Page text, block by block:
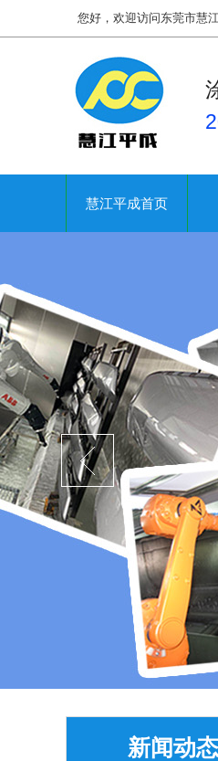
您好，欢迎访问东莞市慧
慧江平成首页
新闻动态